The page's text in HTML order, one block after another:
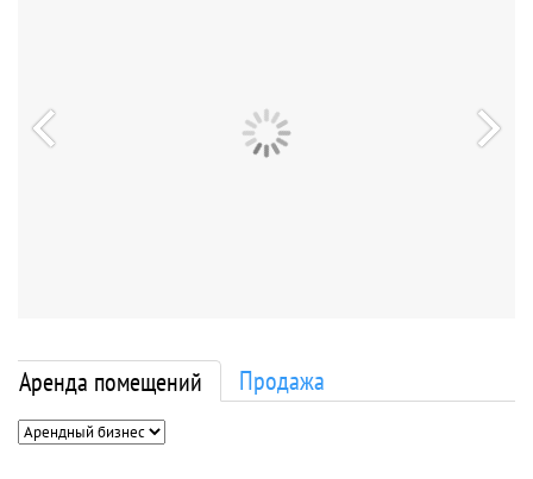
Аренда помещений Продажа